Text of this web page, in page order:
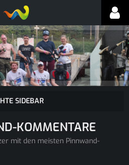
KOMMENTARE
mit den meisten Pinnwand-